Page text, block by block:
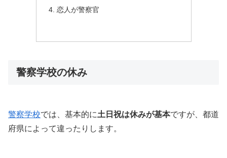
恋人が警察官
警察学校の休み
警察学校では、基本的に土日祝は休みが基本ですが、都道
府県によって違ったりします。